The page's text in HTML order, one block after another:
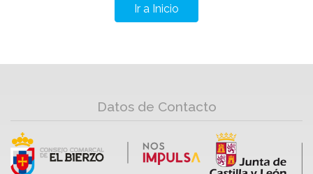
Ir a Inicio
Datos de Contacto